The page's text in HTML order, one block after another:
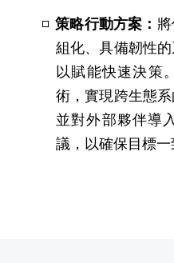
策略行動方案：
組化、具備韌性
以賦能快速決策
術，實現跨生態
並對外部夥伴導
議，以確保目標一